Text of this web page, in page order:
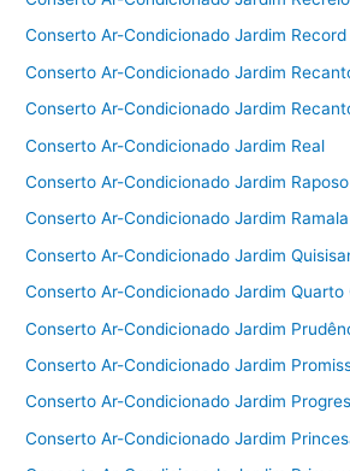
Conserto Ar-Condicionado Jardim Record
Conserto Ar-Condicionado Jardim
Conserto Ar-Condicionado Jardim
Conserto Ar-Condicionado Jardim Real
Conserto Ar-Condicionado Jardim
Conserto Ar-Condicionado Jardim Ramala
Conserto Ar-Condicionado Jardim
Conserto Ar-Condicionado Jardim Quarto
Conserto Ar-Condicionado Jardim
Conserto Ar-Condicionado Jardim
Conserto Ar-Condicionado Jardim
Conserto Ar-Condicionado Jardim